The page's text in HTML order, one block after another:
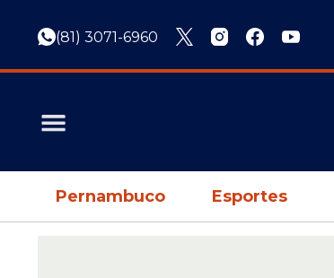
(81) 3071-6960
Pernambuco Esportes